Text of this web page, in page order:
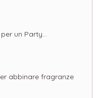
un Party…
abbinare fragranze